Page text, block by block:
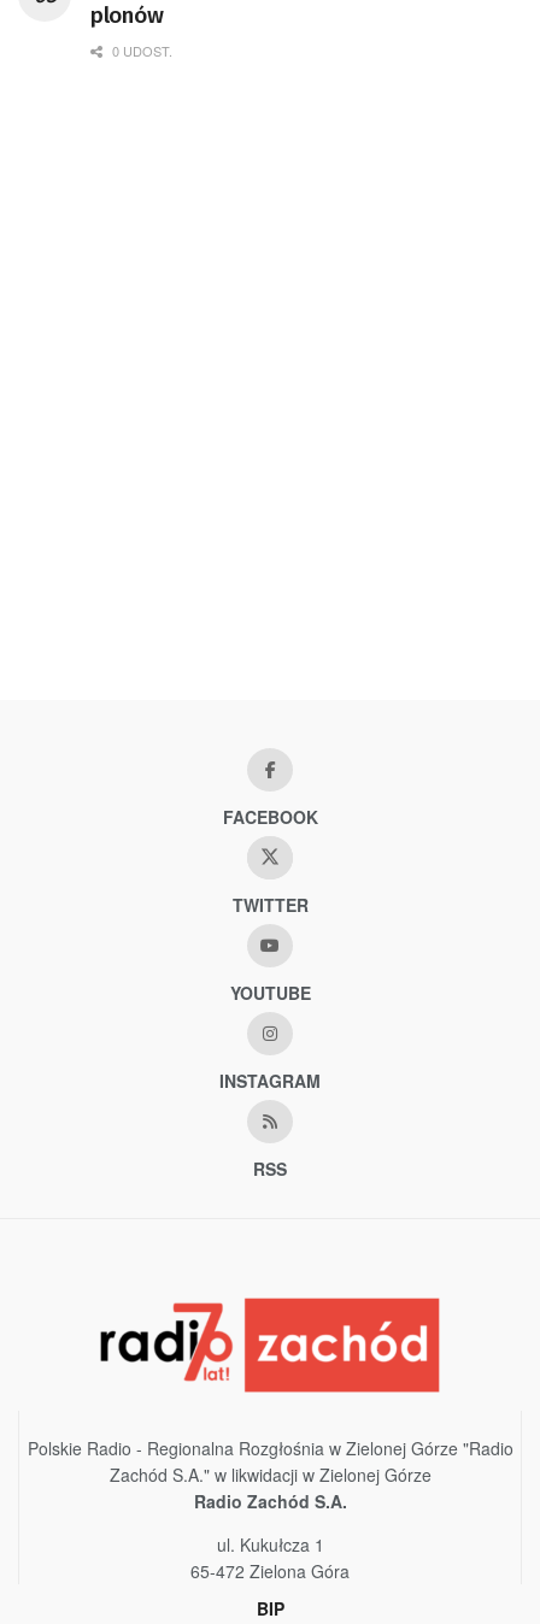
plonów
0 UDOST.
FACEBOOK
TWITTER
YOUTUBE
INSTAGRAM
RSS
Polskie Radio - Regionalna Rozgłośnia w Zielonej Górze "Radio
Zachód S.A." w likwidacji w Zielonej Górze
Radio Zachód S.A.
ul. Kukułcza 1
65-472 Zielona Góra
BIP